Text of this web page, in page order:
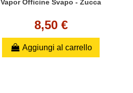
Vapor Officine Svapo - Zucca
8,50 €
Aggiungi al carrello